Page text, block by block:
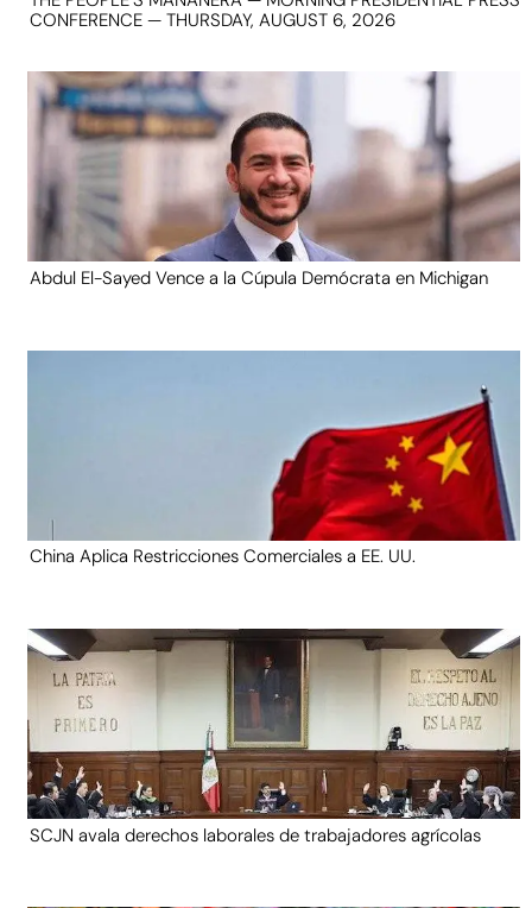
CONFERENCE — THURSDAY, AUGUST 6, 2026
Abdul El-Sayed Vence a la Cúpula Demócrata en Michigan
China Aplica Restricciones Comerciales a EE. UU.
SCJN avala derechos laborales de trabajadores agrícolas